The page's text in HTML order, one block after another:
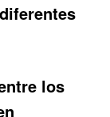
los